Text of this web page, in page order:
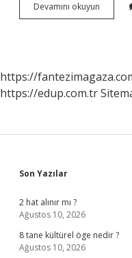
Devamını okuyun
Nedir
https://
https://edup.com.tr
Sidebar
Son Yazılar
2 hat alınır mı ?
Ağustos 10, 2026
8 tane kültürel öge nedir ?
Ağustos 10, 2026